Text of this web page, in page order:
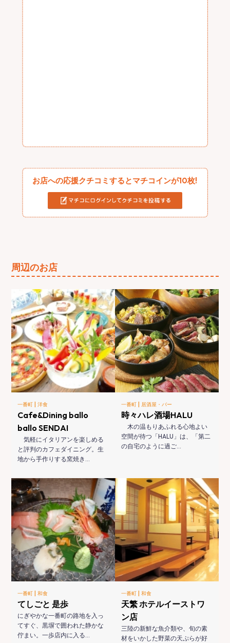
お店への応援クチコミするとマチコインが10枚!
周辺のお店
一番町 |洋食
Cafe&Dining ballo
ballo SENDAI
気軽にイタリアンを楽しめる
と評判のカフェダイニング。生
地から手作りする窯焼き…
一番町 | 居酒屋・バー
時々ハレ酒場HALU
木の温もりあふれる心地よい
空間が待つ「HALU」は、「第二
の自宅のように過ご…
一番町 |和食
てしごと 是歩
にぎやかな一番町の路地を入っ
てすぐ、黒塀で囲われた静かな
佇まい。一歩店内に入る…
一番町 | 和食
天繁 ホテルイーストワ
ン店
三陸の新鮮な魚介類や、旬の素
材をいかした野菜の天ぷらが好